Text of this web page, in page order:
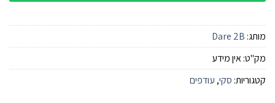
מותג: Dare 2B
מק"ט:אין מידע
קטגוריות: סקי, עודפים